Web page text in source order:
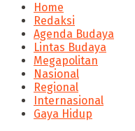
Home
Redaksi
Agenda Budaya
Lintas Budaya
Megapolitan
Nasional
Regional
Internasional
Gaya Hidup